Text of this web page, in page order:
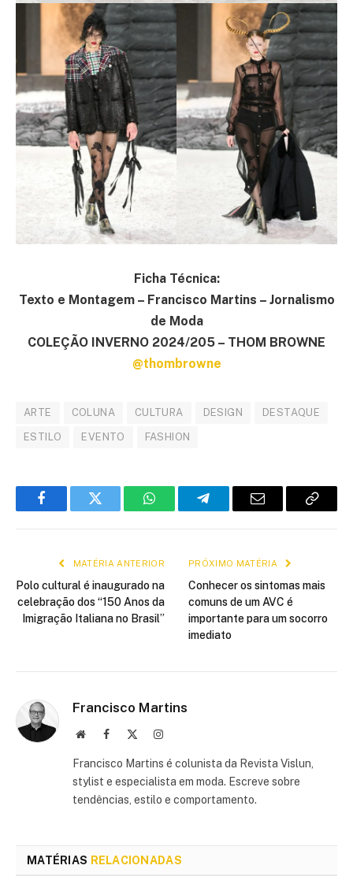
Ficha Técnica:
Texto e Montagem – Francisco Martins – Jornalismo
de Moda
COLEÇÃO INVERNO 2024/205 – THOM BROWNE
@thombrowne
ARTE COLUNA CULTURA DESIGN DESTAQUE
ESTILO EVENTO FASHION
FacebookTwitter WhatsAppTelegramE-
Copiar
MATÉRIA ANTERIOR
Polo cultural é inaugurado na
celebração dos “150 Anos da
Imigração Italiana no Brasil”
PRÓXIMO MATÉRIA
Conhecer os sintomas mais
comuns de um AVC é
importante para um socorro
imediato
Francisco Martins
Site Facebook Instagram
Francisco Martins é colunista da Revista Vislun,
stylist e especialista em moda. Escreve sobre
tendências, estilo e comportamento.
MATÉRIAS RELACIONADAS